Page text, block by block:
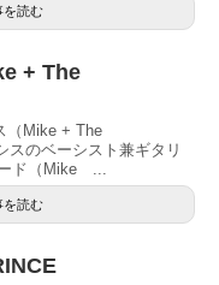
を読む
+ The
（Mike + The
スのベーシスト兼ギタリ
ド（Mike ...
を読む